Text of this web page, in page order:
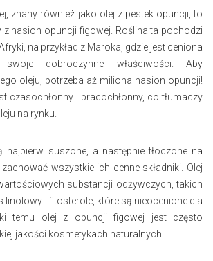
znany również jako olej z pestek opuncji, to
z nasion opuncji figowej. Roślina ta pochodzi
na przykład z Maroka, gdzie jest ceniona
dobroczynne właściwości. Aby
oleju, potrzeba aż miliona nasion opuncji!
czasochłonny i pracochłonny, co tłumaczy
na rynku.
najpierw suszone, a następnie tłoczone na
wszystkie ich cenne składniki. Olej
substancji odżywczych, takich
linolowy i fitosterole, które są nieocenione dla
temu olej z opuncji figowej jest często
jakości kosmetykach naturalnych.